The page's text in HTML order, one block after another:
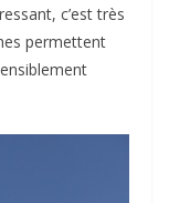
c’est très
permettent